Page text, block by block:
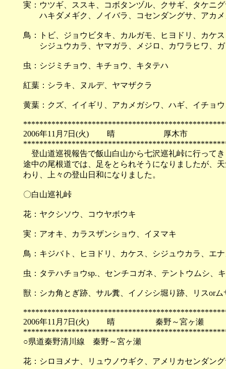
実：ウツギ、ススキ、コボタンヅル、クサギ、タケニ
ハキダメギク、ノイバラ、コセンダングサ、アカメ
鳥：トビ、ジョウビタキ、カルガモ、ヒヨドリ、カケ
シジュウカラ、ヤマガラ、メジロ、カワラヒワ、ガ
虫：シジミチョウ、キチョウ、キタテハ
紅葉：シラキ、ヌルデ、ヤマザクラ
黄葉：クズ、イイギリ、アカメガシワ、ハギ、イチョ
2006年11月7日(火) 晴 厚木市
登山道巡視報告で飯山白山から七沢巡礼峠に行って
途中の尾根道では、足をとられそうになりましたが、
わり、上々の登山日和になりました。
〇白山巡礼峠
花：ヤクシソウ、コウヤボウキ
実：アオキ、カラスザンショウ、イヌマキ
鳥：キジバト、ヒヨドリ、カケス、シジュウカラ、エ
虫：タテハチョウsp.、センチコガネ、テントウムシ、
獣：シカ角とぎ跡、サル糞、イノシシ堀り跡、リスor
2006年11月7日(火) 晴 秦野～宮ヶ瀬
○県道秦野清川線 秦野～宮ヶ瀬
花：シロヨメナ、リュウノウギク、アメリカセンダン